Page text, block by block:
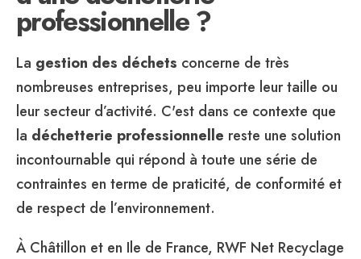
professionnelle ?
La gestion des déchets concerne de très
nombreuses entreprises, peu importe leur taille ou
leur secteur d’activité. C'est dans ce contexte que
la déchetterie professionnelle reste une solution
incontournable qui répond à toute une série de
contraintes en terme de praticité, de conformité et
de respect de l’environnement.
À Châtillon et en Ile de France, RWF Net Recyclage